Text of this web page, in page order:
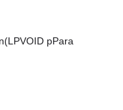
pPara